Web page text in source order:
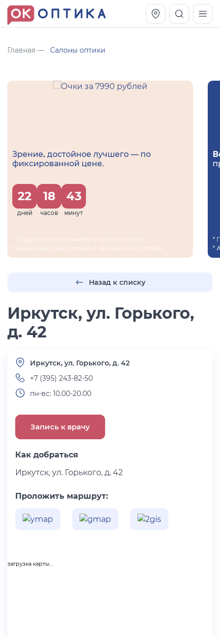
Главная Салоны оптики
Зрение, достойное лучшего — по
фиксированной цене.
22
дней
18
часов
43
минут
* Подробности уточняйте у консультантов.
* Акция действует только в салонах «ОК Оптика».
*
*
Иркутск, ул. Горького,
д. 42
Назад к списку
Иркутск, ул. Горького, д. 42
+7 (395) 243-82-50
пн-вс: 10.00-20.00
Запись к врачу
Как добраться
Иркутск, ул. Горького, д. 42
Проложить маршрут:
загрузка карты...
Vogue OVO5230S
11 991